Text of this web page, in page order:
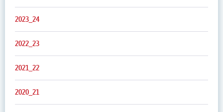
2023_24
2022_23
2021_22
2020_21